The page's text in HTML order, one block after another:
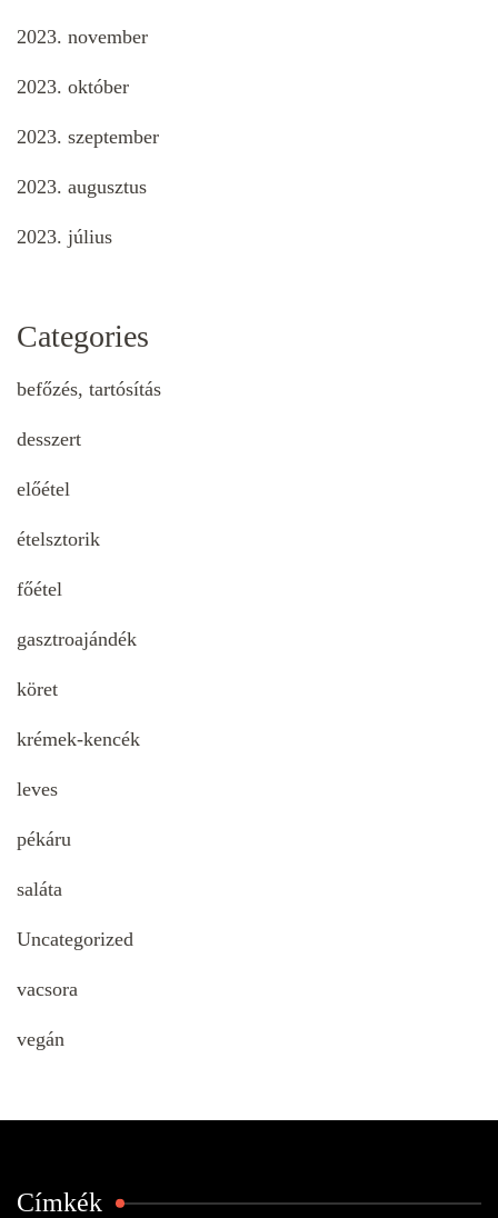
2023. november
2023. október
2023. szeptember
2023. augusztus
2023. július
Categories
befőzés, tartósítás
desszert
előétel
ételsztorik
főétel
gasztroajándék
köret
krémek-kencék
leves
pékáru
saláta
Uncategorized
vacsora
vegán
Címkék